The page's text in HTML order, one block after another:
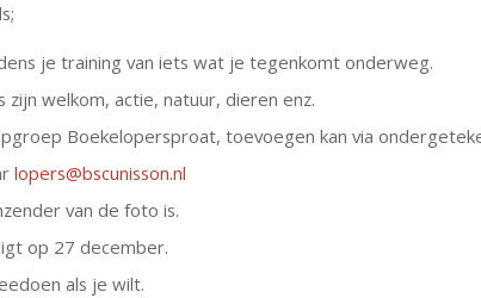
je training van iets wat je tegenkomt onderweg.
zijn welkom, actie, natuur, dieren enz.
Boekelopersproat, toevoegen kan via
lopers@bscunisson.nl
van de foto is.
op 27 december.
als je wilt.